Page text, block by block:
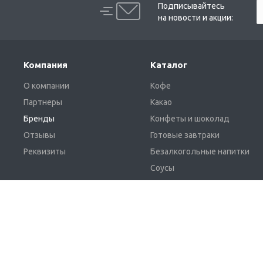
Подписывайтесь
на новости и акции:
Компания
О компании
Партнеры
Бренды
Отзывы
Реквизиты
Каталог
Кофе
Какао
Конфеты и шоколад
Готовые завтраки
Безалкогольные напитки
Соусы